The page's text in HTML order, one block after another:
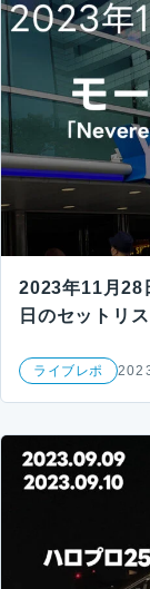
2023年11月28
日のセットリ
ライブレポ